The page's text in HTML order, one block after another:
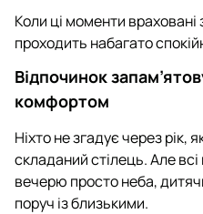
Коли ці моменти враховані
проходить набагато
Відпочинок
комфортом
Ніхто не згадує через рік,
складаний стілець. Але
вечерю просто неба,
поруч із близькими.